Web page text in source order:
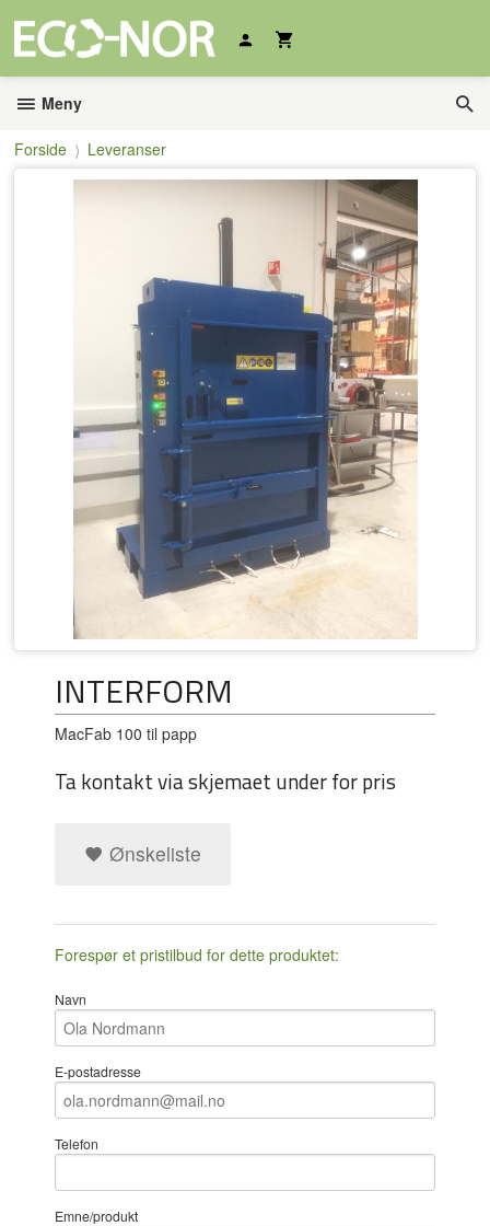
innholdet
Meny
Forside Leveranser
INTERFORM
MacFab 100 til papp
Ta kontakt via skjemaet under for pris
Ønskeliste
Forespør et pristilbud for dette produktet:
Navn
E-postadresse
Telefon
Emne/produkt